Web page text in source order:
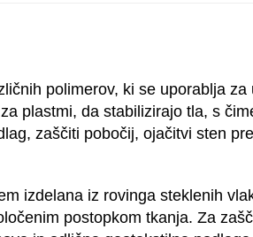
polimerov, ki se uporablja
plastmi, da stabilizirajo tla, s
zaščiti pobočij, ojačitvi sten
izdelana iz rovinga steklenih
postopkom tkanja. Za